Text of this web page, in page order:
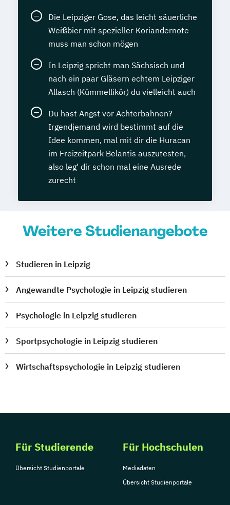
Die Leipziger Gose, das leicht säuerliche
Weißbier mit spezieller Koriandernote
muss man schon mögen
In Leipzig spricht man Sächsisch und
nach ein paar Gläsern echtem Leipziger
Allasch (Kümmellikör) du vielleicht auch
Du hast Angst vor Achterbahnen?
Irgendjemand wird bestimmt auf die
Idee kommen, mal mit dir die Huracan
im Freizeitpark Belantis auszutesten,
also leg‘ dir schon mal eine Ausrede
zurecht
Weitere Studienangebote
Studieren in Leipzig
Angewandte Psychologie in Leipzig studieren
Psychologie in Leipzig studieren
Sportpsychologie in Leipzig studieren
Wirtschaftspsychologie in Leipzig studieren
Für Studierende
Übersicht Studienportale
Für Hochschulen
Mediadaten
Übersicht Studienportale